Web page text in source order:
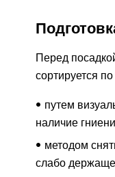
Перед
сортируется
путем
наличие
методом
слабо